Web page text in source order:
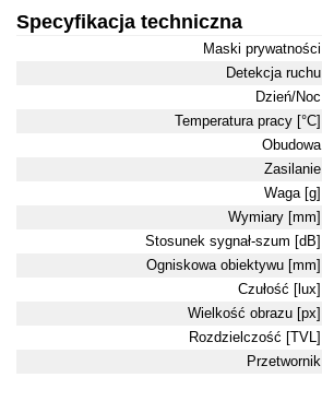
Specyfikacja techniczna
Maski prywatności
Detekcja ruchu
Dzień/Noc
Temperatura pracy [°C]
Obudowa
Zasilanie
Waga [g]
Wymiary [mm]
Stosunek sygnał-szum [dB]
Ogniskowa obiektywu [mm]
Czułość [lux]
Wielkość obrazu [px]
Rozdzielczość [TVL]
Przetwornik